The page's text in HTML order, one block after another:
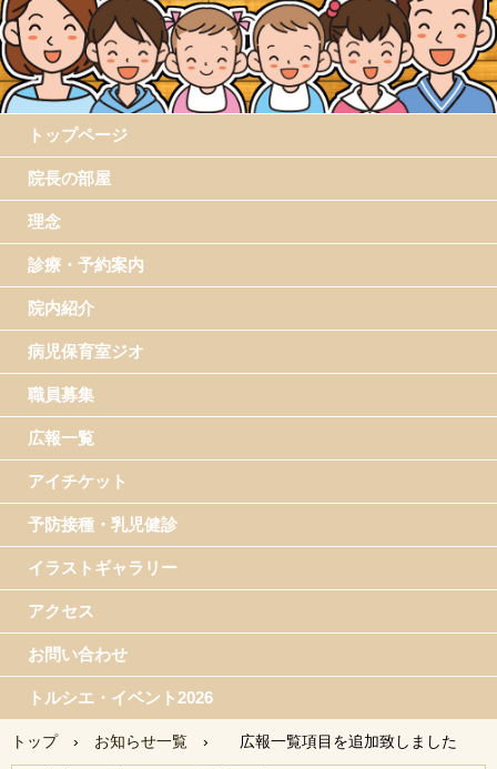
トップページ
院長の部屋
理念
診療・予約案内
院内紹介
病児保育室ジオ
職員募集
広報一覧
アイチケット
予防接種・乳児健診
イラストギャラリー
アクセス
お問い合わせ
トルシエ・イベント2026
トップ › お知らせ一覧 › 広報一覧項目を追加致しました